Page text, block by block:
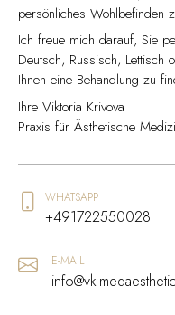
persönliches Wohlbefinden
Ich freue mich darauf, Sie
Deutsch, Russisch,
Ihnen eine Behandlung zu
Ihre Viktoria Krivova
Praxis für Ästhetische
WHATSAPP
+491722550028
E-MAIL
info@vk-